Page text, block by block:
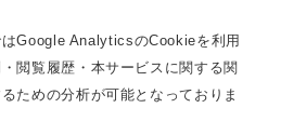
Google AnalyticsのCookieを利用
閲覧履歴・本サービスに関する関
ための分析が可能となっておりま